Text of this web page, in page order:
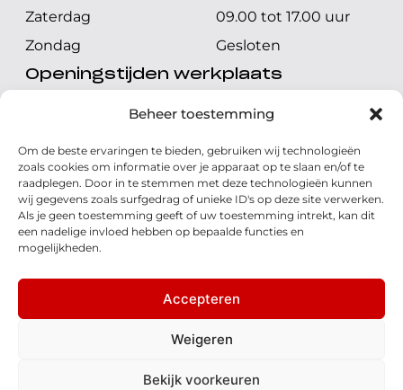
Beheer toestemming
Om de beste ervaringen te bieden, gebruiken wij technologieën
zoals cookies om informatie over je apparaat op te slaan en/of te
raadplegen. Door in te stemmen met deze technologieën kunnen
wij gegevens zoals surfgedrag of unieke ID's op deze site verwerken.
Als je geen toestemming geeft of uw toestemming intrekt, kan dit
een nadelige invloed hebben op bepaalde functies en
mogelijkheden.
Accepteren
Weigeren
Bekijk voorkeuren
Zaterdag
09.00 tot 17.00 uur
Zondag
Gesloten
Openingstijden werkplaats
Maandag t/m vrijdag
08.00 tot 17.00 uur
Zondag
Gesloten
Volg ons
© 2026 - Honda Welman